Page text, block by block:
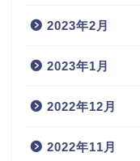
2023年2月
2023年1月
2022年12月
2022年11月